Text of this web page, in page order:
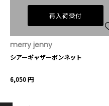
再入荷受付
merry jenny
シアーギャザーボンネット
6,050 円